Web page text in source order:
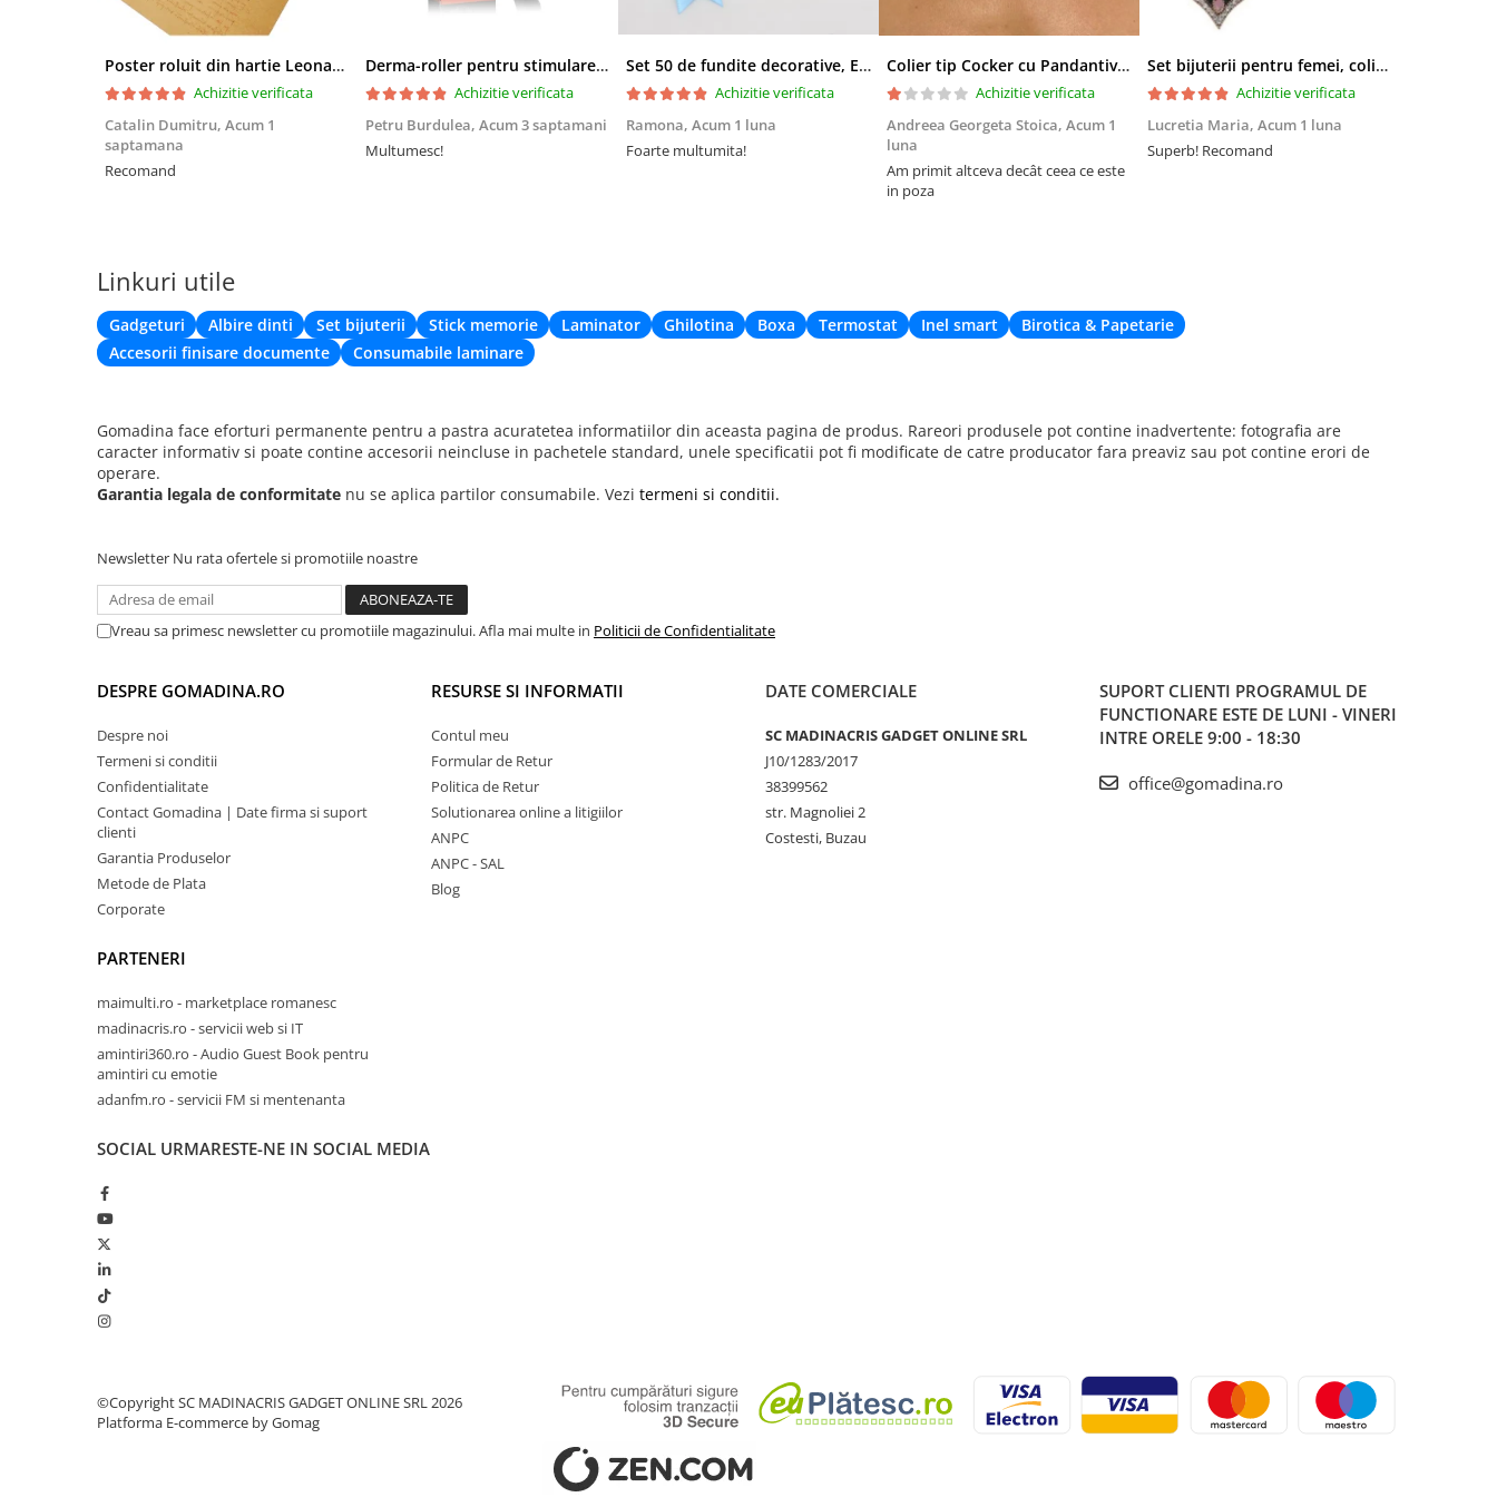
Poster roluit din hartie Leonardo Da Vinci, Vitruvian Man, vintage, 51x35 cm
Achizitie verificata
Catalin Dumitru, Acum 1
saptamana
Recomand
Derma-roller pentru stimularea cresterii parului, scalp si barba, Beard Roller
Achizitie verificata
Petru Burdulea, Acum 3 saptamani
Multumesc!
Set 50 de fundite decorative, EVNC, Blue Satin , potrivite pentru masini, scaune sau pahare, albastru
Achizitie verificata
Ramona, Acum 1 luna
Foarte multumita!
Colier tip Cocker cu Pandantiv Boho EVNC - Turquoise Pendant, Mărime Reglabilă
Achizitie verificata
Andreea Georgeta Stoica, Acum 1
luna
Am primit altceva decât ceea ce este
in poza
Set bijuterii pentru femei, colier cu pandantiv si cercei, CRM, 51 cm, multicolor
Achizitie verificata
Lucretia Maria, Acum 1 luna
Superb! Recomand
Linkuri utile
Gadgeturi Albire dinti Set bijuterii Stick memorie Laminator Ghilotina Boxa Termostat Inel smart
Birotica & Papetarie
Accesorii finisare documente
Consumabile laminare
Gomadina face eforturi permanente pentru a pastra acuratetea informatiilor din aceasta pagina de produs. Rareori produsele pot contine inadvertente: fotografia are
caracter informativ si poate contine accesorii neincluse in pachetele standard, unele specificatii pot fi modificate de catre producator fara preaviz sau pot contine erori de
operare.
Garantia legala de conformitate nu se aplica partilor consumabile. Vezi termeni si conditii.
Newsletter Nu rata ofertele si promotiile noastre
Vreau sa primesc newsletter cu promotiile magazinului. Afla mai multe in Politicii de Confidentialitate
DESPRE GOMADINA.RO
Despre noi
Termeni si conditii
Confidentialitate
Contact Gomadina | Date firma si suport
clienti
Garantia Produselor
Metode de Plata
Corporate
PARTENERI
maimulti.ro - marketplace romanesc
madinacris.ro - servicii web si IT
amintiri360.ro - Audio Guest Book pentru
amintiri cu emotie
adanfm.ro - servicii FM si mentenanta
RESURSE SI INFORMATII
Contul meu
Formular de Retur
Politica de Retur
Solutionarea online a litigiilor
ANPC
ANPC - SAL
Blog
DATE COMERCIALE
SC MADINACRIS GADGET ONLINE SRL
J10/1283/2017
38399562
str. Magnoliei 2
Costesti, Buzau
SUPORT CLIENTI PROGRAMUL DE
FUNCTIONARE ESTE DE LUNI - VINERI
INTRE ORELE 9:00 - 18:30
office@gomadina.ro
SOCIAL URMARESTE-NE IN SOCIAL MEDIA
©Copyright SC MADINACRIS GADGET ONLINE SRL 2026
Platforma E-commerce by Gomag